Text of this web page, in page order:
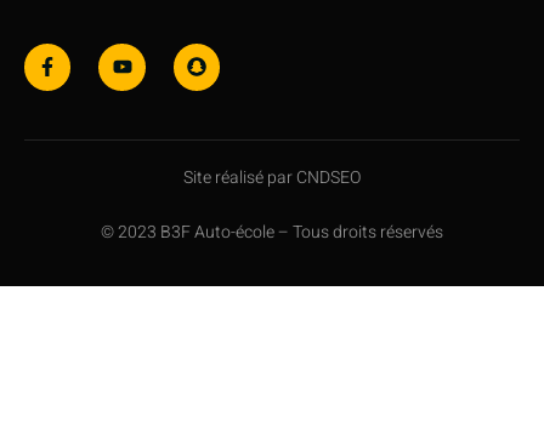
Site réalisé par CNDSEO
© 2023 B3F Auto-école – Tous droits réservés